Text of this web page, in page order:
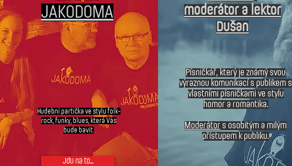
JAKODOMA
Hudební partička ve stylu folk-
rock, funky, blues, která Vás
bude bavit.
Jdu na to...
moderátor a lektor
Dušan
Písničkář, který je známý svou
výraznou komunikací s publikem s
vlastními písničkami ve stylu
homor a romantika.
Moderátor s osobitým a milým
přístupem k publiku.